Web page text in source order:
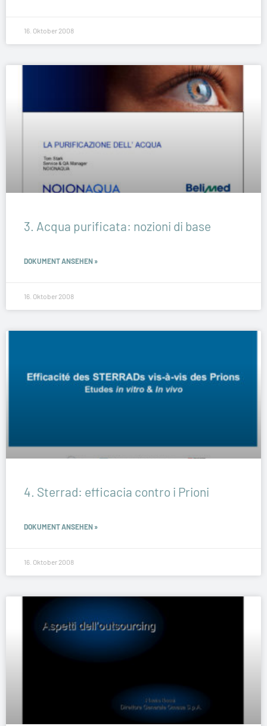
16. Oktober 2008
3. Acqua purificata: nozioni di base
DOKUMENT ANSEHEN »
16. Oktober 2008
4. Sterrad: efficacia contro i Prioni
DOKUMENT ANSEHEN »
16. Oktober 2008